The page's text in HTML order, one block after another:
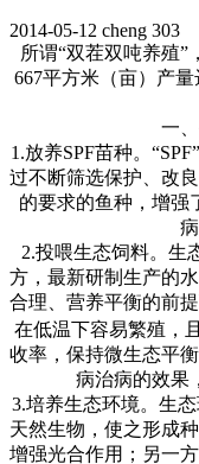
2014-05-12 cheng 303
所谓“双茬双吨养殖”
667平方米（亩）产量
一
1.放养SPF苗种。 “SPF”
过不断筛选保护、改
的要求的鱼种，增强
2.投喂生态饲料。生
方，最新研制生产的
合理、营养平衡的前
在低温下容易繁殖，
收率，保持微生态平
病治病的效果
3.培养生态环境。生
天然生物，使之形成
增强光合作用；另一